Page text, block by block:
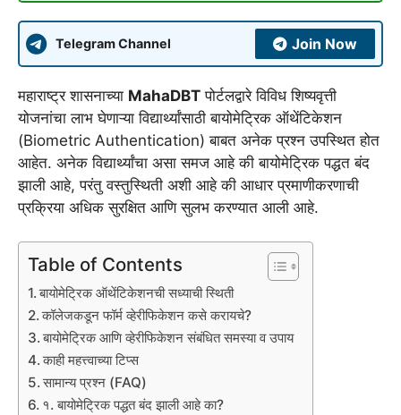
Telegram Channel Join Now
महाराष्ट्र शासनाच्या MahaDBT पोर्टलद्वारे विविध शिष्यवृत्ती
योजनांचा लाभ घेणाऱ्या विद्यार्थ्यांसाठी बायोमेट्रिक ऑथेंटिकेशन
(Biometric Authentication) बाबत अनेक प्रश्न उपस्थित होत
आहेत. अनेक विद्यार्थ्यांचा असा समज आहे की बायोमेट्रिक पद्धत बंद
झाली आहे, परंतु वस्तुस्थिती अशी आहे की आधार प्रमाणीकरणाची
प्रक्रिया अधिक सुरक्षित आणि सुलभ करण्यात आली आहे.
Table of Contents
बायोमेट्रिक ऑथेंटिकेशनची सध्याची स्थिती
कॉलेजकडून फॉर्म व्हेरीफिकेशन कसे करायचे?
बायोमेट्रिक आणि व्हेरीफिकेशन संबंधित समस्या व उपाय
काही महत्त्वाच्या टिप्स
सामान्य प्रश्न (FAQ)
१. बायोमेट्रिक पद्धत बंद झाली आहे का?